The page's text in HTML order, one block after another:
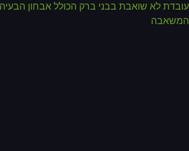
לא שואבת בבני ברק הכולל אבחון הבעיה